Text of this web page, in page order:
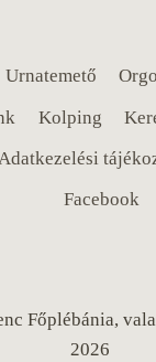
Urnatemető
Kolping
Adatkezelési
Facebook
Főplébánia,
2026